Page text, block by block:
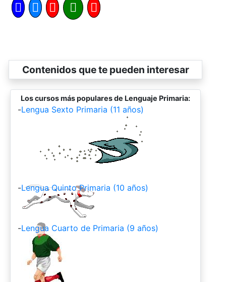
Contenidos que te pueden interesar
Los cursos más populares de Lenguaje Primaria:
-Lengua Sexto Primaria (11 años)
-Lengua Quinto Primaria (10 años)
-Lengua Cuarto de Primaria (9 años)